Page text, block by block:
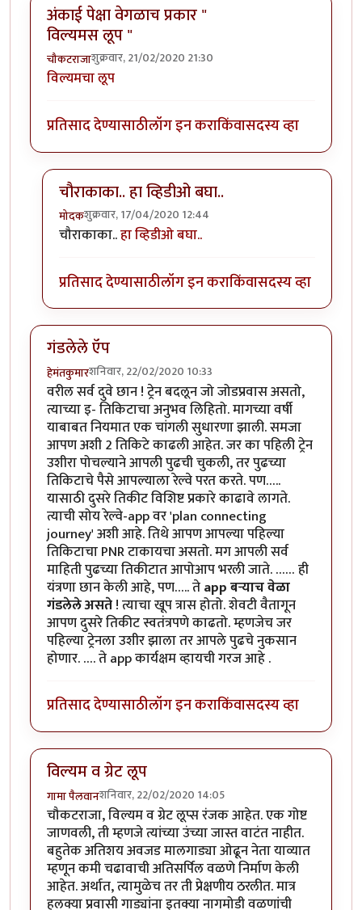
अंकाई पेक्षा वेगळाच प्रकार "
विल्यमस लूप "
चौकटराजाशुक्रवार, 21/02/2020 21:30
विल्यमचा लूप
प्रतिसाद देण्यासाठीलॉग इन कराकिंवासदस्य व्हा
चौराकाका.. हा व्हिडीओ बघा..
मोदकशुक्रवार, 17/04/2020 12:44
In reply toअंकाई पेक्षा वेगळाच प्रकार " विल्यमस लूप "
चौराकाका..हा व्हिडीओ बघा..
प्रतिसाद देण्यासाठीलॉग इन कराकिंवासदस्य व्हा
गंडलेले ऍप
हेमंतकुमारशनिवार, 22/02/2020 10:33
वरील सर्व दुवे छान ! ट्रेन बदलून जो जोडप्रवास असतो,
त्याच्या इ- तिकिटाचा अनुभव लिहितो. मागच्या वर्षी
याबाबत नियमात एक चांगली सुधारणा झाली. समजा
आपण अशी 2 तिकिटे काढली आहेत. जर का पहिली ट्रेन
उशीरा पोचल्याने आपली पुढची चुकली, तर पुढच्या
तिकिटाचे पैसे आपल्याला रेल्वे परत करते. पण…..
यासाठी दुसरे तिकीट विशिष्ट प्रकारे काढावे लागते.
त्याची सोय रेल्वे-app वर 'plan connecting
journey' अशी आहे. तिथे आपण आपल्या पहिल्या
तिकिटाचा PNR टाकायचा असतो. मग आपली सर्व
माहिती पुढच्या तिकीटात आपोआप भरली जाते. …… ही
यंत्रणा छान केली आहे, पण….. तेapp बऱ्याच वेळा
गंडलेले असते! त्याचा खूप त्रास होतो. शेवटी वैतागून
आपण दुसरे तिकीट स्वतंत्रपणे काढतो. म्हणजेच जर
पहिल्या ट्रेनला उशीर झाला तर आपले पुढचे नुकसान
होणार. …. ते app कार्यक्षम व्हायची गरज आहे .
प्रतिसाद देण्यासाठीलॉग इन कराकिंवासदस्य व्हा
विल्यम व ग्रेट लूप
गामा पैलवानशनिवार, 22/02/2020 14:05
चौकटराजा, विल्यम व ग्रेट लूप्स रंजक आहेत. एक गोष्ट
जाणवली, ती म्हणजे त्यांच्या उंच्या जास्त वाटंत नाहीत.
बहुतेक अतिशय अवजड मालगाड्या ओढून नेता याव्यात
म्हणून कमी चढावाची अतिसर्पिल वळणे निर्माण केली
आहेत. अर्थात, त्यामुळेच तर ती प्रेक्षणीय ठरलीत. मात्र
हलक्या प्रवासी गाड्यांना इतक्या नागमोडी वळणांची